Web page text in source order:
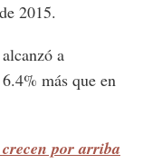
2015.
a
más que en
por arriba